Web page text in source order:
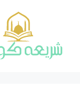
content